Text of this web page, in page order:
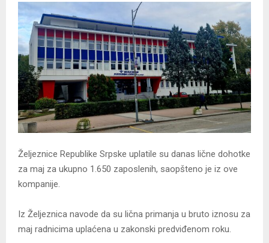
Željeznice Republike Srpske uplatile su danas lične dohotke
za maj za ukupno 1.650 zaposlenih, saopšteno je iz ove
kompanije.
Iz Željeznica navode da su lična primanja u bruto iznosu za
maj radnicima uplaćena u zakonski predviđenom roku.